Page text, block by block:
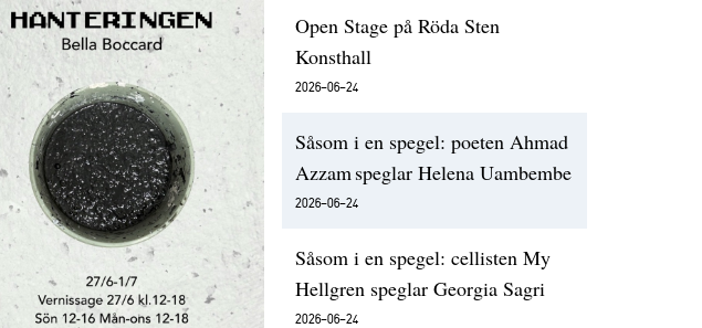
Open Stage på Röda Sten
Konsthall
2026-06-24
Såsom i en spegel: poeten Ahmad
Azzam speglar Helena Uambembe
2026-06-24
Såsom i en spegel: cellisten My
Hellgren speglar Georgia Sagri
2026-06-24